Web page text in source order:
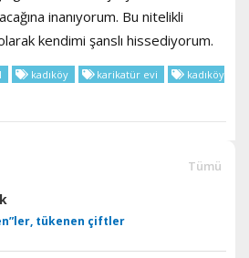
inanıyorum. Bu nitelikli
kendimi şanslı hissediyorum.
kadıköy karikatür evi
kadıköy
Tümü
tükenen çiftler